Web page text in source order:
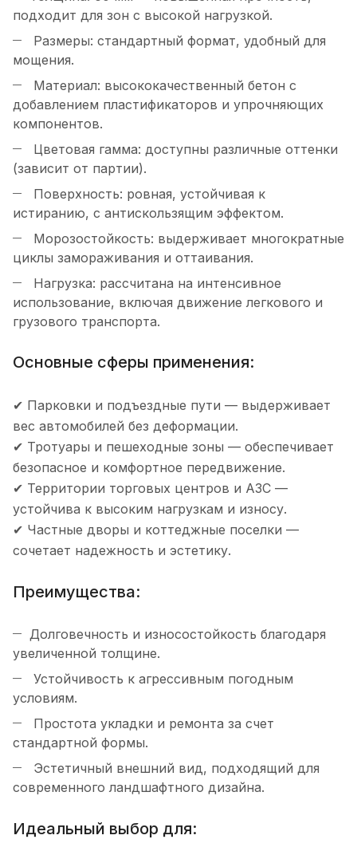
подходит для зон с высокой нагрузкой.
Размеры: стандартный формат, удобный для
мощения.
Материал: высококачественный бетон с
добавлением пластификаторов и упрочняющих
компонентов.
Цветовая гамма: доступны различные оттенки
(зависит от партии).
Поверхность: ровная, устойчивая к
истиранию, с антискользящим эффектом.
Морозостойкость: выдерживает многократные
циклы замораживания и оттаивания.
Нагрузка: рассчитана на интенсивное
использование, включая движение легкового и
грузового транспорта.
Основные сферы применения:
✔ Парковки и подъездные пути — выдерживает
вес автомобилей без деформации.
✔ Тротуары и пешеходные зоны — обеспечивает
безопасное и комфортное передвижение.
✔ Территории торговых центров и АЗС —
устойчива к высоким нагрузкам и износу.
✔ Частные дворы и коттеджные поселки —
сочетает надежность и эстетику.
Преимущества:
Долговечность и износостойкость благодаря
увеличенной толщине.
Устойчивость к агрессивным погодным
условиям.
Простота укладки и ремонта за счет
стандартной формы.
Эстетичный внешний вид, подходящий для
современного ландшафтного дизайна.
Идеальный выбор для: